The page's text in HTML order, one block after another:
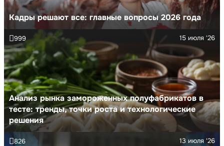
Кадры решают все: главные вопросы 2026 года
Анализ рынка замороженных полуфабрикатов в
тесте: тренды, точки роста и технологические
решения
15 июля '26
999
13 июля '26
826